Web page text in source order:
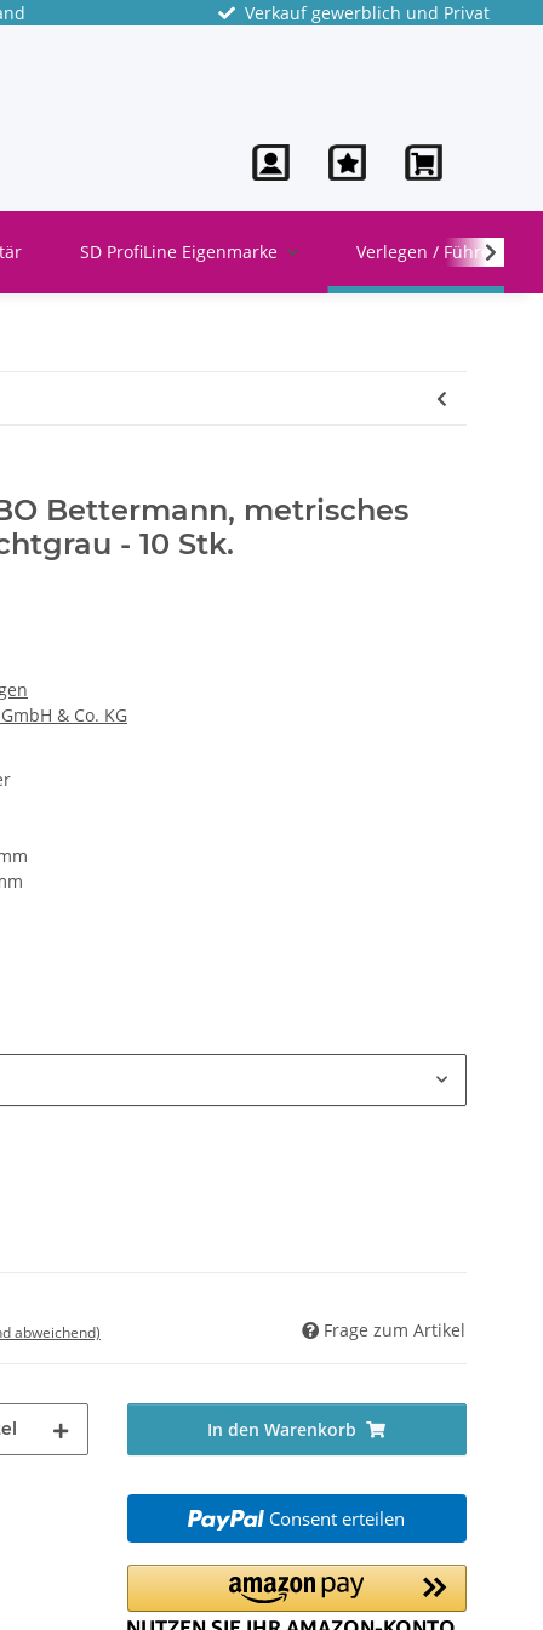
Verkauf gewerblich und Privat
SD ProfiLine Eigenmarke Verlegen / Führen
Bettermann, metrisches
- 10 Stk.
& Co. KG
abweichend) Frage zum Artikel
In den Warenkorb
Consent erteilen